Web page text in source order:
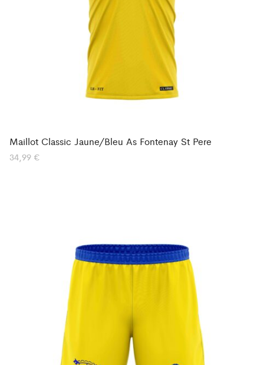
Maillot Classic Jaune/Bleu As Fontenay St Pere
34,99 €